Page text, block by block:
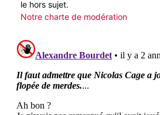
le hors sujet.
Notre charte de modération